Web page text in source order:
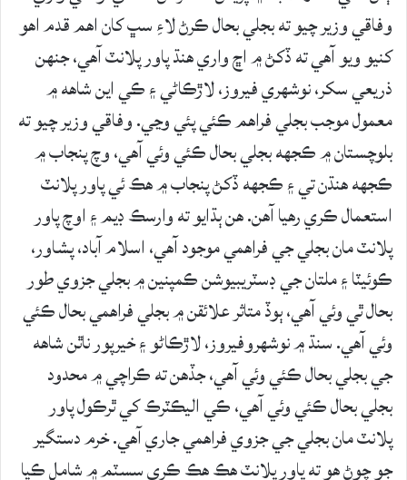
وفاقي وزير چيو ته بجلي بحال ڪرڻ لاءِ سڀ کان اهم قدم اهو
کنيو ويو آهي ته ڏکڻ ۾ اڇ واري هنڌ پاور پلانٽ آهي، جنهن
ذريعي سکر، نوشهري فيروز، لاڙڪاڻي ۽ ڪي اين شاهه ۾
معمول موجب بجلي فراهم ڪئي پئي وڃي. وفاقي وزير چيو ته
بلوچستان ۾ ڪجهه بجلي بحال ڪئي وئي آهي، وچ پنجاب ۾
ڪجهه هنڌن تي ۽ ڪجهه ڏکڻ پنجاب ۾ هڪ ئي پاور پلانٽ
استعمال ڪري رهيا آهن. هن ٻڌايو ته وارسڪ ڊيم ۽ اوچ پاور
پلانٽ مان بجلي جي فراهمي موجود آهي، اسلام آباد، پشاور،
ڪوئيٽا ۽ ملتان جي ڊسٽريبيوشن ڪمپنين ۾ بجلي جزوي طور
بحال ٿي وئي آهي، ٻوڏ متاثر علائقن ۾ بجلي فراهمي بحال ڪئي
وئي آهي. سنڌ ۾ نوشهروفيروز، لاڙڪاڻو ۽ خيرپور ناٿن شاهه
جي بجلي بحال ڪئي وئي آهي، جڏهن ته ڪراچي ۾ محدود
بجلي بحال ڪئي وئي آهي، ڪي اليڪٽرڪ کي ٿرڪول پاور
پلانٽ مان بجلي جي جزوي فراهمي جاري آهي. خرم دستگير
جو چوڻ هو ته پاور پلانٽ هڪ هڪ ڪري سسٽم ۾ شامل ڪيا